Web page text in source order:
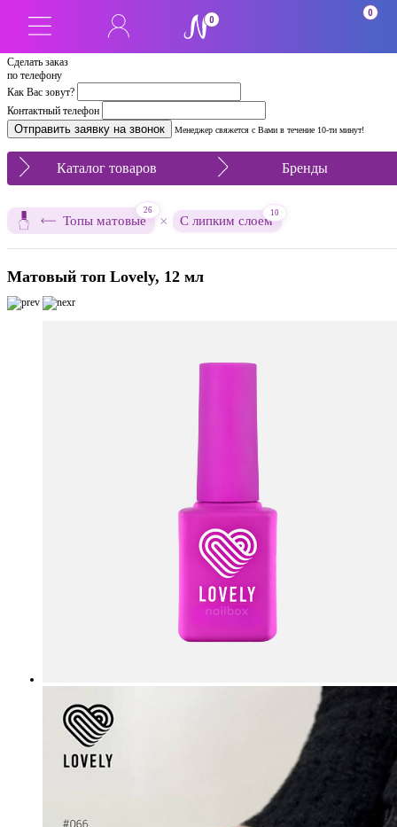
Сделать заказ
по телефону
Как Вас зовут?
Контактный телефон
Менеджер свяжется с Вами в течение 10-ти минут!
0
0
Каталог товаров Бренды
Топы матовые
26
× С липким слоем
10
Матовый топ Lovely, 12 мл